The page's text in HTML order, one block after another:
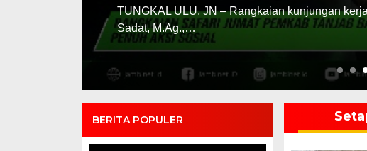
TUNGKAL ULU, JN – Rangkaian kunjungan
Sadat, M.Ag.,…
BERITA POPULER